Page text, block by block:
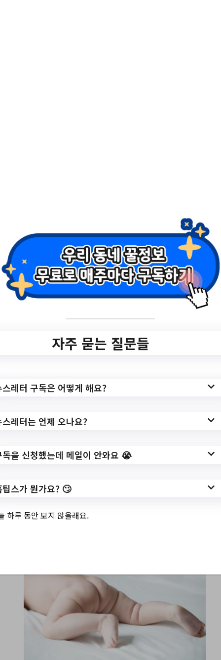
04. 타이밍으로 기저귀 선택하기
처음부터 잘 하기란 쉽지 않죠?
아기에게 딱 맞는첫 속옷 기저귀 내아기의 피부에 닿는
“유익한 정보 레디베이비 스타트”🥰
자주 묻는 질문들
스레터 구독은 어떻게 해요?
스레터는 언제 오나요?
독을 신청했는데 메일이 안와요 😭
팁스가 뭔가요? 🙄
하루 동안 보지 않을래요.